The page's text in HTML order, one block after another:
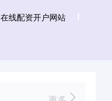
在线配资开户网站